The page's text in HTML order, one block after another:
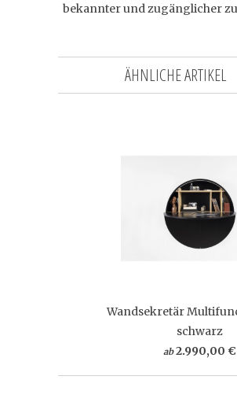
bekannter und zugänglicher
ÄHNLICHE ARTIKEL
Wandsekretär
schwarz
ab 2.990,00 €